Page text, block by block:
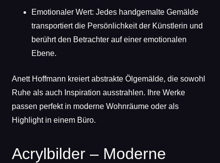
Emotionaler Wert: Jedes handgemalte Gemälde
transportiert die Persönlichkeit der Künstlerin und
berührt den Betrachter auf einer emotionalen
Ebene.
Anett Hoffmann kreiert abstrakte Ölgemälde, die sowohl
Ruhe als auch Inspiration ausstrahlen. Ihre Werke
passen perfekt in moderne Wohnräume oder als
Highlight in einem Büro.
Acrylbilder – Moderne